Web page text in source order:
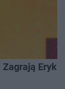
Eryk